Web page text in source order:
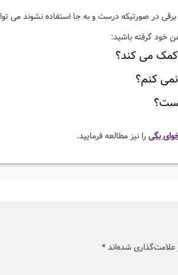
در صورتیکه درست و به جا استفاده نشوند می
خود گرفته باشید:
کمک می کند؟
کنم؟
بگیرا نیز مطالعه فرمایید.
شده‌اند*